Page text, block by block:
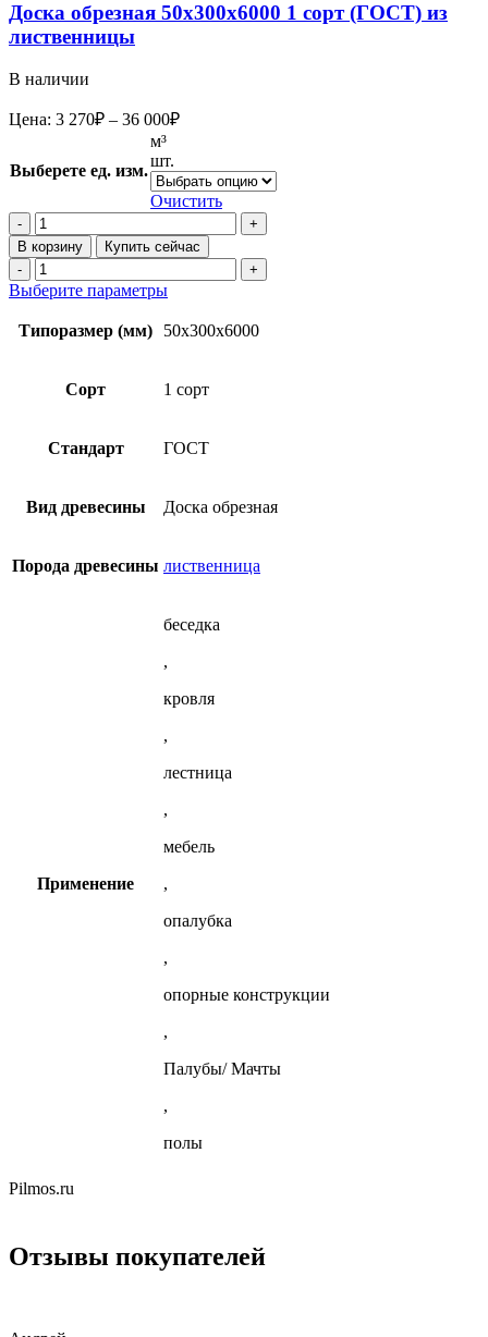
Доска обрезная 50х300х6000 1 сорт (ГОСТ) из
лиственницы
В наличии
Цена: 3 270₽ – 36 000₽Диапазон
270₽
–
36
000₽
Выберете ед. изм.
м³
шт.
Очистить
Количество
товара
Доска
обрезная
50х300х6000
сорт
лиственницы
В корзину Купить сейчас
Количество
товара
Доска
обрезная
50х300х6000
сорт
(ГОСТ)
лиственницы
Выберите параметрыЭтот
имеет
Опции
на
Типоразмер (мм) 50х300х6000
Сорт 1 сорт
Стандарт ГОСТ
Вид древесины Доска обрезная
Порода древесины лиственница
Применение
беседка
,
кровля
,
лестница
,
мебель
,
опалубка
,
опорные конструкции
,
Палубы/ Мачты
,
полы
Pilmos.ru
Отзывы покупателей